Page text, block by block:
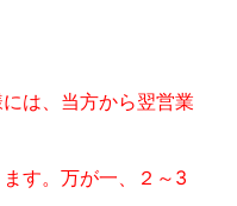
は、当方から翌営業
す。万が一、２～3